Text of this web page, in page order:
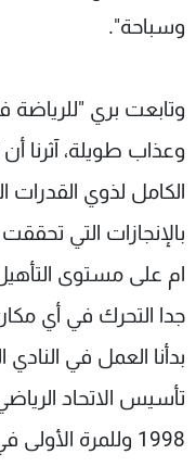
وسباحة".
وتابعت بري
وعذاب طويلة، آثرنا
الكامل لذوي القدرات
بالإنجازات التي
ام على مستوى
بدأنا العمل في
تأسيس الاتحاد
1998 وللمرة الأولى في لبنان.